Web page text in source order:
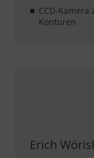
CCD-
Konturen
Erich